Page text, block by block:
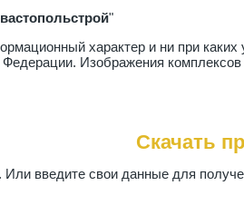
"
характер и ни при
Изображения
Скачать
. Или введите свои данные для